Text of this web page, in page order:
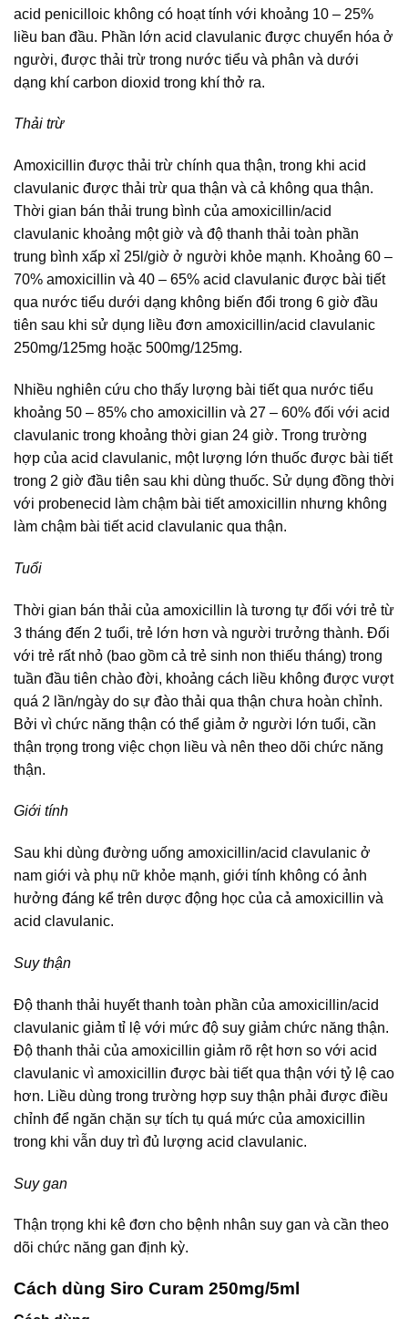
acid penicilloic không có hoạt tính với khoảng 10 – 25%
liều ban đầu. Phần lớn acid clavulanic được chuyển hóa ở
người, được thải trừ trong nước tiểu và phân và dưới
dạng khí carbon dioxid trong khí thở ra.
Thải trừ
Amoxicillin được thải trừ chính qua thận, trong khi acid
clavulanic được thải trừ qua thận và cả không qua thận.
Thời gian bán thải trung bình của amoxicillin/acid
clavulanic khoảng một giờ và độ thanh thải toàn phần
trung bình xấp xỉ 25l/giờ ở người khỏe mạnh. Khoảng 60 –
70% amoxicillin và 40 – 65% acid clavulanic được bài tiết
qua nước tiểu dưới dạng không biến đổi trong 6 giờ đầu
tiên sau khi sử dụng liều đơn amoxicillin/acid clavulanic
250mg/125mg hoặc 500mg/125mg.
Nhiều nghiên cứu cho thấy lượng bài tiết qua nước tiểu
khoảng 50 – 85% cho amoxicillin và 27 – 60% đối với acid
clavulanic trong khoảng thời gian 24 giờ. Trong trường
hợp của acid clavulanic, một lượng lớn thuốc được bài tiết
trong 2 giờ đầu tiên sau khi dùng thuốc. Sử dụng đồng thời
với probenecid làm chậm bài tiết amoxicillin nhưng không
làm chậm bài tiết acid clavulanic qua thận.
Tuổi
Thời gian bán thải của amoxicillin là tương tự đối với trẻ từ
3 tháng đến 2 tuổi, trẻ lớn hơn và người trưởng thành. Đối
với trẻ rất nhỏ (bao gồm cả trẻ sinh non thiếu tháng) trong
tuần đầu tiên chào đời, khoảng cách liều không được vượt
quá 2 lần/ngày do sự đào thải qua thận chưa hoàn chỉnh.
Bởi vì chức năng thận có thể giảm ở người lớn tuổi, cần
thận trọng trong việc chọn liều và nên theo dõi chức năng
thận.
Giới tính
Sau khi dùng đường uống amoxicillin/acid clavulanic ở
nam giới và phụ nữ khỏe mạnh, giới tính không có ảnh
hưởng đáng kể trên dược động học của cả amoxicillin và
acid clavulanic.
Suy thận
Độ thanh thải huyết thanh toàn phần của amoxicillin/acid
clavulanic giảm tỉ lệ với mức độ suy giảm chức năng thận.
Độ thanh thải của amoxicillin giảm rõ rệt hơn so với acid
clavulanic vì amoxicillin được bài tiết qua thận với tỷ lệ cao
hơn. Liều dùng trong trường hợp suy thận phải được điều
chỉnh để ngăn chặn sự tích tụ quá mức của amoxicillin
trong khi vẫn duy trì đủ lượng acid clavulanic.
Suy gan
Thận trọng khi kê đơn cho bệnh nhân suy gan và cần theo
dõi chức năng gan định kỳ.
Cách dùng Siro Curam 250mg/5ml